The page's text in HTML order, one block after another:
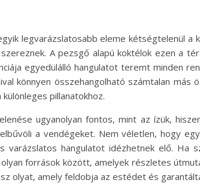
legvarázslatosabb eleme kétségtelenül
A pezsgő alapú koktélok ezen a
egyedülálló hangulatot teremt minden
könnyen összehangolható számtalan
pillanatokhoz.
ugyanolyan fontos, mint az ízük,
a vendégeket. Nem véletlen, hogy
varázslatos hangulatot idézhetnek elő. Ha
források között, amelyek részletes
olyat, amely feldobja az estédet és